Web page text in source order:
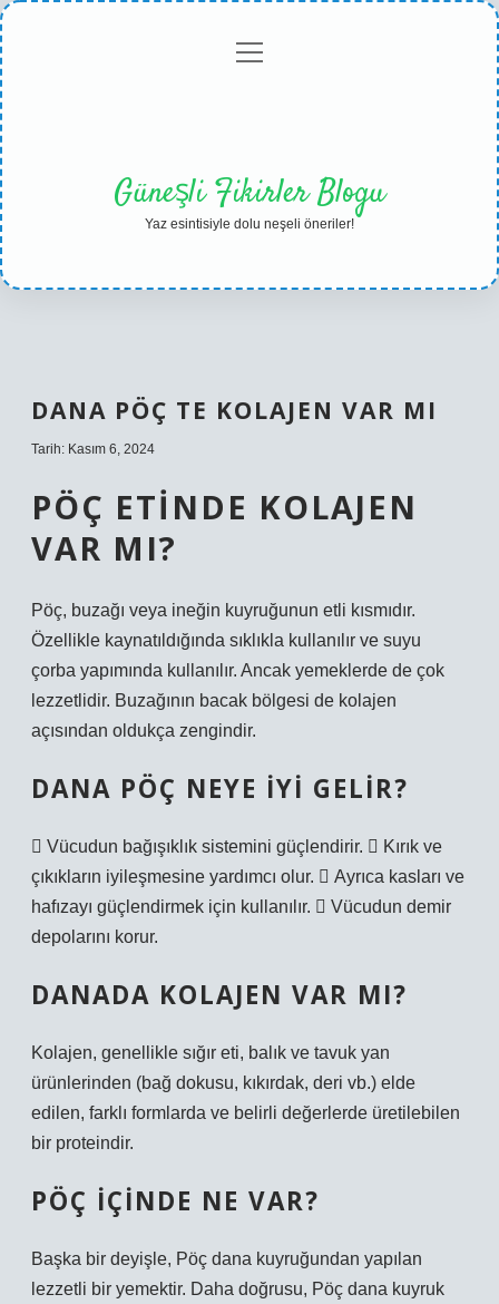
Gizlilikmenüyü
Güneşli Fikirler Blogu
Yaz esintisiyle dolu neşeli öneriler!
DANA PÖÇ TE KOLAJEN VAR MI
Tarih: Kasım 6, 2024
PÖÇ ETINDE KOLAJEN
VAR MI?
Pöç, buzağı veya ineğin kuyruğunun etli kısmıdır.
Özellikle kaynatıldığında sıklıkla kullanılır ve suyu
çorba yapımında kullanılır. Ancak yemeklerde de çok
lezzetlidir. Buzağının bacak bölgesi de kolajen
açısından oldukça zengindir.
DANA PÖÇ NEYE IYI GELIR?
 Vücudun bağışıklık sistemini güçlendirir.  Kırık ve
çıkıkların iyileşmesine yardımcı olur.  Ayrıca kasları ve
hafızayı güçlendirmek için kullanılır.  Vücudun demir
depolarını korur.
DANADA KOLAJEN VAR MI?
Kolajen, genellikle sığır eti, balık ve tavuk yan
ürünlerinden (bağ dokusu, kıkırdak, deri vb.) elde
edilen, farklı formlarda ve belirli değerlerde üretilebilen
bir proteindir.
PÖÇ IÇINDE NE VAR?
Başka bir deyişle, Pöç dana kuyruğundan yapılan
lezzetli bir yemektir. Daha doğrusu, Pöç dana kuyruk